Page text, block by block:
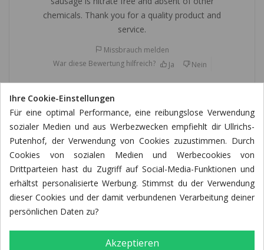
chemicals. Thank you for a quality product and
service.
War diese Bewertung hilfreich? Ja Nein
Missbrauch melden
Sibille W.
Verifizierter Kauf
20.02.2025
Puten-Bratwurst (roh)
War diese Bewertung hilfreich?
Ihre Cookie-Einstellungen
Für eine optimal Performance, eine reibungslose Verwendung
sozialer Medien und aus Werbezwecken empfiehlt dir Ullrichs-
Putenhof, der Verwendung von Cookies zuzustimmen. Durch
Cookies von sozialen Medien und Werbecookies von
Drittparteien hast du Zugriff auf Social-Media-Funktionen und
erhältst personalisierte Werbung. Stimmst du der Verwendung
dieser Cookies und der damit verbundenen Verarbeitung deiner
persönlichen Daten zu?
Akzeptieren